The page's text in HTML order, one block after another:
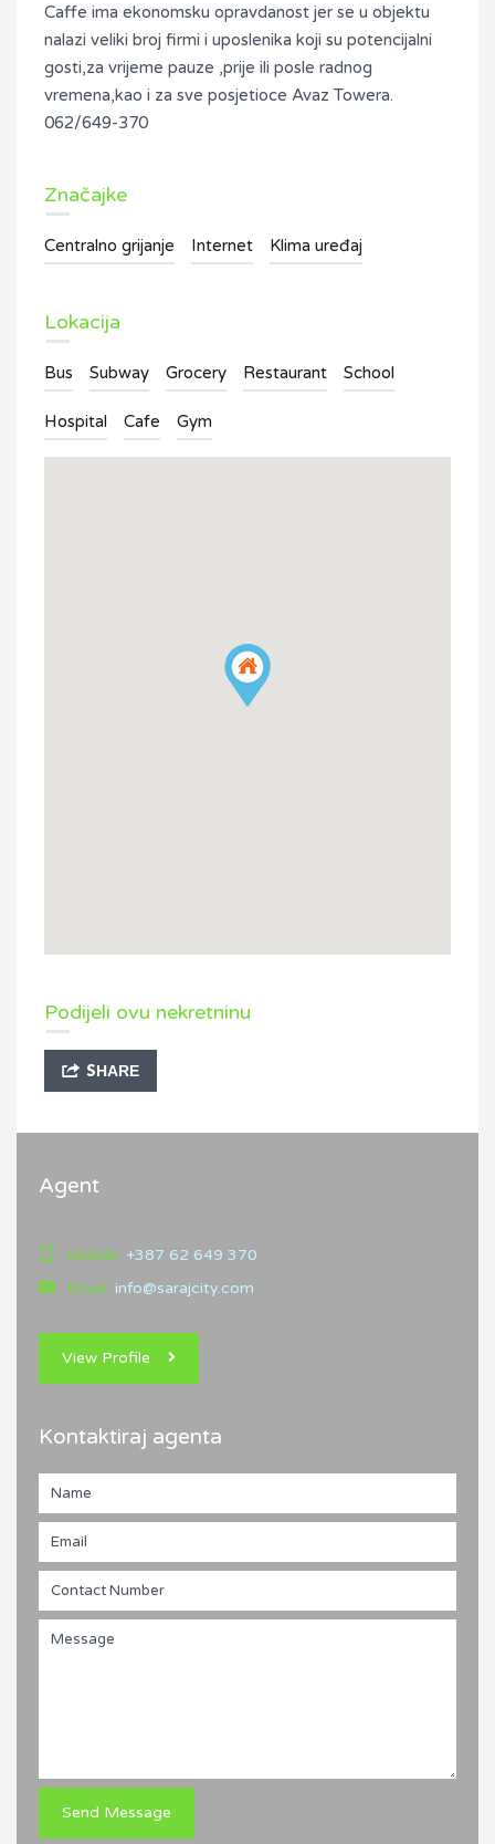
Caffe ima ekonomsku opravdanost jer se u objektu
nalazi veliki broj firmi i uposlenika koji su potencijalni
gosti,za vrijeme pauze ,prije ili posle radnog
vremena,kao i za sve posjetioce Avaz Towera.
062/649-370
Značajke
Centralno grijanje Internet Klima uređaj
Lokacija
Bus Subway Grocery Restaurant School
Hospital Cafe Gym
Podijeli ovu nekretninu
SHARE
Agent
Mobile: +387 62 649 370
Email: info@sarajcity.com
View Profile
Kontaktiraj agenta